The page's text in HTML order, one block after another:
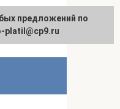
предложений по
platil@cp9.ru